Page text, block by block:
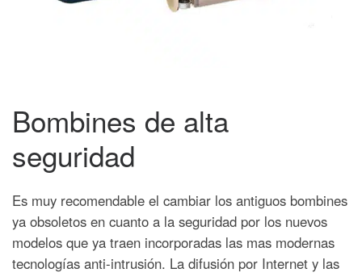
Bombines de alta
seguridad
Es muy recomendable el cambiar los antiguos bombines
ya obsoletos en cuanto a la seguridad por los nuevos
modelos que ya traen incorporadas las mas modernas
tecnologías anti-intrusión. La difusión por Internet y las